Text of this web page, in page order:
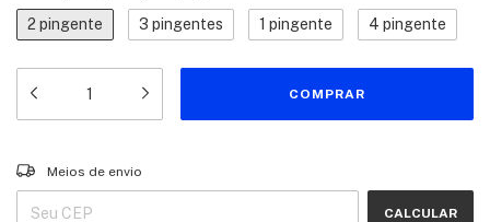
2 pingente 3 pingentes 1 pingente 4 pingente
Entregas para o CEP:
Meios de envio
CALCULAR